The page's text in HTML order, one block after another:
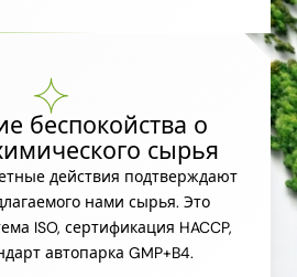
беспокойства о
сырья
действия подтверждают
нами сырья. Это
ISO, сертификация HACCP,
автопарка GMP+B4.